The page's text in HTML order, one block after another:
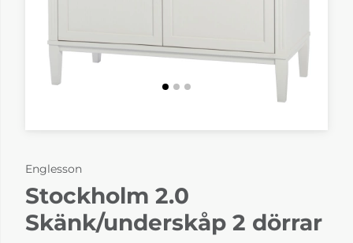
Englesson
Stockholm 2.0
Skänk/underskåp 2 dörrar